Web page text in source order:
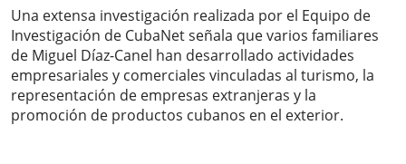
Una extensa investigación realizada por el Equipo de
Investigación de CubaNet señala que varios familiares
de Miguel Díaz-Canel han desarrollado actividades
empresariales y comerciales vinculadas al turismo, la
representación de empresas extranjeras y la
promoción de productos cubanos en el exterior.